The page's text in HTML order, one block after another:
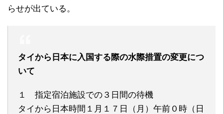
らせが出ている。
タイから日本に入国する際の水際措置の変更につ
いて
１ 指定宿泊施設での３日間の待機
タイから日本時間１月１７日（月）午前０時（日